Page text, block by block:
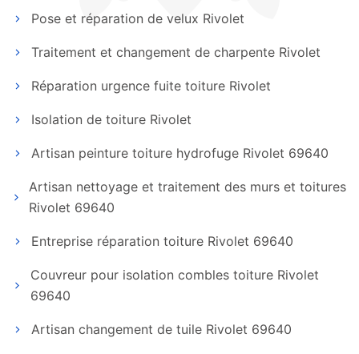
Pose et réparation de velux Rivolet
Traitement et changement de charpente Rivolet
Réparation urgence fuite toiture Rivolet
Isolation de toiture Rivolet
Artisan peinture toiture hydrofuge Rivolet 69640
Artisan nettoyage et traitement des murs et toitures
Rivolet 69640
Entreprise réparation toiture Rivolet 69640
Couvreur pour isolation combles toiture Rivolet
69640
Artisan changement de tuile Rivolet 69640